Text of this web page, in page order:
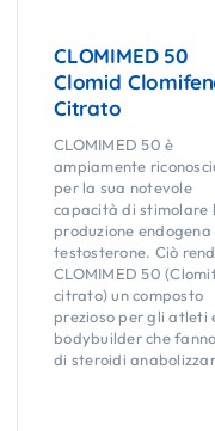
CLOMIMED 50
Clomid
Citrato
CLOMIMED 50 è
ampiamente
per la sua notevole
capacità di stimolare
produzione endogena
testosterone. Ciò
CLOMIMED 50
citrato) un composto
prezioso per gli atleti
bodybuilder che
di steroidi